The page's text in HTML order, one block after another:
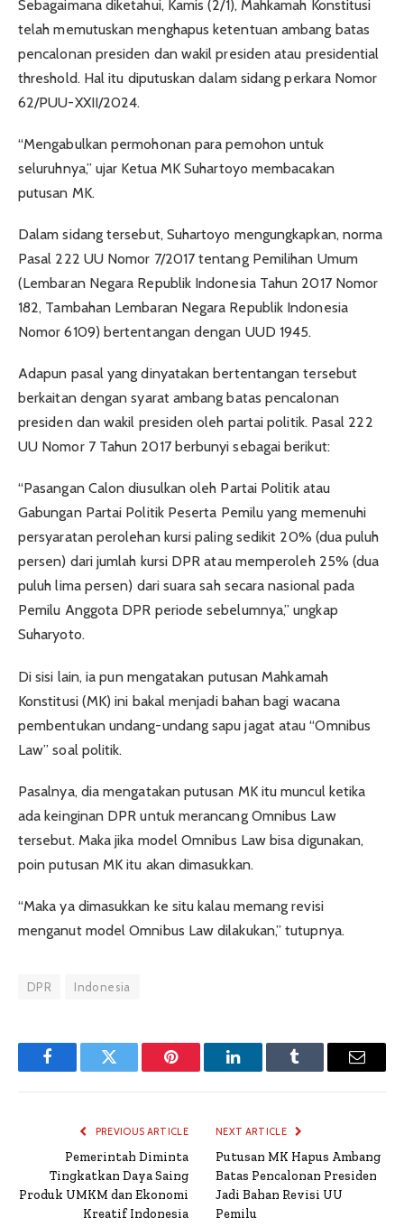
Sebagaimana diketahui, Kamis (2/1), Mahkamah Konstitusi
telah memutuskan menghapus ketentuan ambang batas
pencalonan presiden dan wakil presiden atau presidential
threshold. Hal itu diputuskan dalam sidang perkara Nomor
62/PUU-XXII/2024.
“Mengabulkan permohonan para pemohon untuk
seluruhnya,” ujar Ketua MK Suhartoyo membacakan
putusan MK.
Dalam sidang tersebut, Suhartoyo mengungkapkan, norma
Pasal 222 UU Nomor 7/2017 tentang Pemilihan Umum
(Lembaran Negara Republik Indonesia Tahun 2017 Nomor
182, Tambahan Lembaran Negara Republik Indonesia
Nomor 6109) bertentangan dengan UUD 1945.
Adapun pasal yang dinyatakan bertentangan tersebut
berkaitan dengan syarat ambang batas pencalonan
presiden dan wakil presiden oleh partai politik. Pasal 222
UU Nomor 7 Tahun 2017 berbunyi sebagai berikut:
“Pasangan Calon diusulkan oleh Partai Politik atau
Gabungan Partai Politik Peserta Pemilu yang memenuhi
persyaratan perolehan kursi paling sedikit 20% (dua puluh
persen) dari jumlah kursi DPR atau memperoleh 25% (dua
puluh lima persen) dari suara sah secara nasional pada
Pemilu Anggota DPR periode sebelumnya,” ungkap
Suharyoto.
Di sisi lain, ia pun mengatakan putusan Mahkamah
Konstitusi (MK) ini bakal menjadi bahan bagi wacana
pembentukan undang-undang sapu jagat atau “Omnibus
Law” soal politik.
Pasalnya, dia mengatakan putusan MK itu muncul ketika
ada keinginan DPR untuk merancang Omnibus Law
tersebut. Maka jika model Omnibus Law bisa digunakan,
poin putusan MK itu akan dimasukkan.
“Maka ya dimasukkan ke situ kalau memang revisi
menganut model Omnibus Law dilakukan,” tutupnya.
DPR Indonesia
FacebookTwitter Pinterest LinkedInTumblr Email
PREVIOUS ARTICLE
Pemerintah Diminta
Tingkatkan Daya Saing
Produk UMKM dan Ekonomi
Kreatif Indonesia
NEXT ARTICLE
Putusan MK Hapus Ambang
Batas Pencalonan Presiden
Jadi Bahan Revisi UU
Pemilu